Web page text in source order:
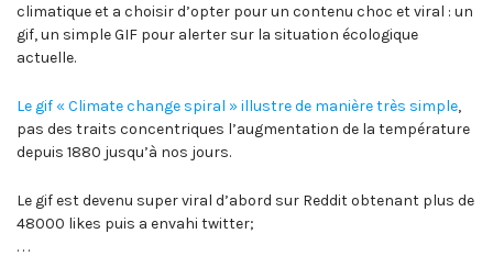
climatique et a choisir d’opter pour un contenu choc et viral : un
gif, un simple GIF pour alerter sur la situation écologique
actuelle.
Le gif « Climate change spiral » illustre de manière très simple,
pas des traits concentriques l’augmentation de la température
depuis 1880 jusqu’à nos jours.
Le gif est devenu super viral d’abord sur Reddit obtenant plus de
48000 likes puis a envahi twitter;
. . .